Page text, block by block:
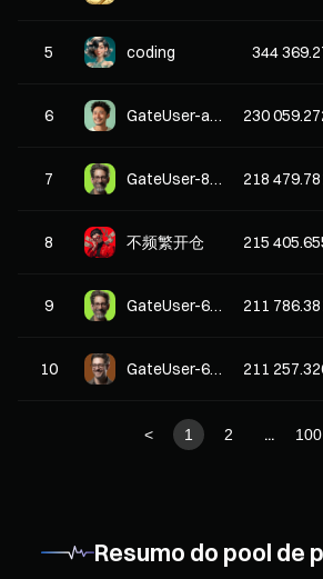
5 coding 344
6 GateUser-afc73d1a 230
7 GateUser-8f5a1603 218
8 不频繁开仓 215
9 GateUser-69a00cd8 211
10 GateUser-6dfc02f7 211
< 1 2 ... 100
Resumo do pool de